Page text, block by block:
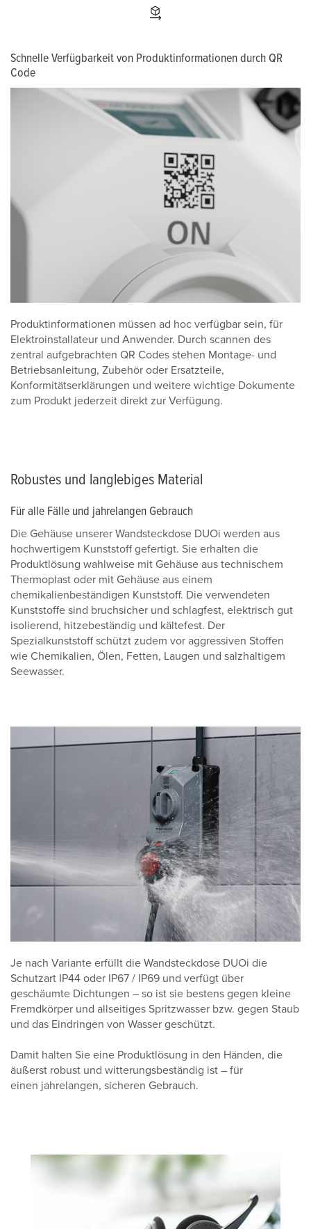
Schnelle Verfügbarkeit von Produktinformationen durch QR
Code
Produktinformationen müssen ad hoc verfügbar sein, für
Elektroinstallateur und Anwender. Durch scannen des
zentral aufgebrachten QR Codes stehen Montage- und
Betriebsanleitung, Zubehör oder Ersatzteile,
Konformitätserklärungen und weitere wichtige Dokumente
zum Produkt jederzeit direkt zur Verfügung.
Robustes und langlebiges Material
Für alle Fälle und jahrelangen Gebrauch
Die Gehäuse unserer Wandsteckdose DUOi werden aus
hochwertigem Kunststoff gefertigt. Sie erhalten die
Produktlösung wahlweise mit Gehäuse aus technischem
Thermoplast oder mit Gehäuse aus einem
chemikalienbeständigen Kunststoff. Die verwendeten
Kunststoffe sind bruchsicher und schlagfest, elektrisch gut
isolierend, hitzebeständig und kältefest. Der
Spezialkunststoff schützt zudem vor aggressiven Stoffen
wie Chemikalien, Ölen, Fetten, Laugen und salzhaltigem
Seewasser.
Je nach Variante erfüllt die Wandsteckdose DUOi die
Schutzart IP44 oder IP67 / IP69 und verfügt über
geschäumte Dichtungen – so ist sie bestens gegen kleine
Fremdkörper und allseitiges Spritzwasser bzw. gegen Staub
und das Eindringen von Wasser geschützt.
Damit halten Sie eine Produktlösung in den Händen, die
äußerst robust und witterungsbeständig ist – für
einen jahrelangen, sicheren Gebrauch.